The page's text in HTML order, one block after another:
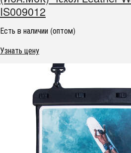
IS009012
Есть в наличии (оптом)
Узнать цену